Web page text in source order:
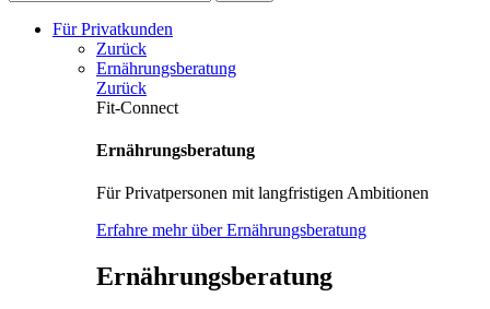
Für Privatkunden
Zurück
Ernährungsberatung
Zurück
Fit-Connect
Ernährungsberatung
Für Privatpersonen mit langfristigen Ambitionen
Erfahre mehr über Ernährungsberatung
Ernährungsberatung